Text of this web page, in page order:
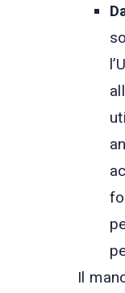
Il